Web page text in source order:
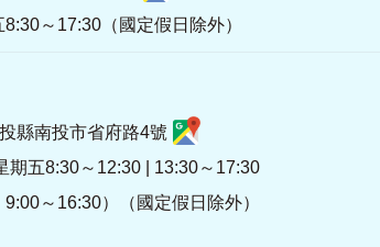
～17:30（國定假日除外）
縣南投市省府路4號
期五8:30～12:30 | 13:30～17:30
9:00～16:30）（國定假日除外）